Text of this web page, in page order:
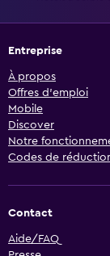
Entreprise
À propos
Offres d’emploi
Mobile
Discover
Notre
Codes de
Contact
Aide/FAQ